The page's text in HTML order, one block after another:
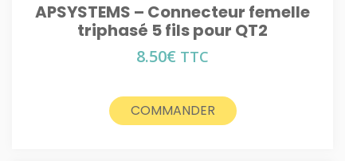
APSYSTEMS – Connecteur femelle
triphasé 5 fils pour QT2
8.50€ TTC
COMMANDER